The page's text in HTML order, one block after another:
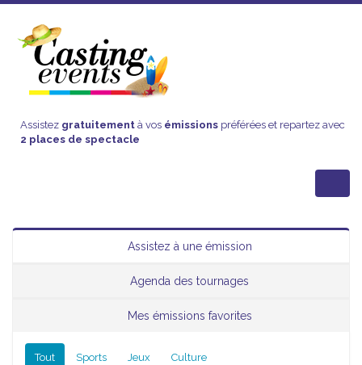
Assistez gratuitement à vos émissions préférées et repartez avec
2 places de spectacle
Assistez à une émission
Agenda des tournages
Mes émissions favorites
Tout Sports Jeux Culture